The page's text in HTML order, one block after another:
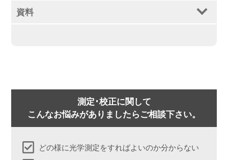
資料
測定･校正に関して
こんなお悩みがありましたらご相談下さい。
どの様に光学測定をすればよいのか分からない